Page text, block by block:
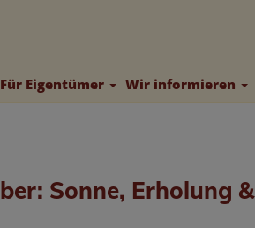
Für Eigentümer Wir informieren
Sonne, Erholung &